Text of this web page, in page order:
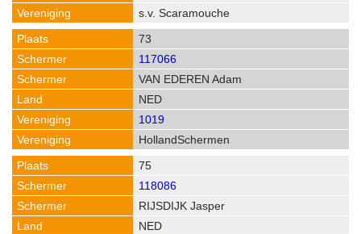
s.v. Scaramouche
73
117066
VAN EDEREN Adam
NED
1019
HollandSchermen
75
118086
RIJSDIJK Jasper
NED